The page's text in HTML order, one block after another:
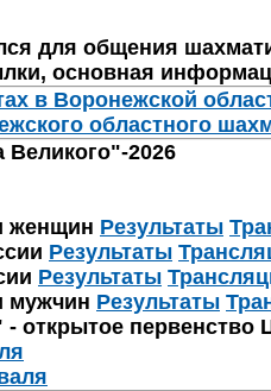
для общения
основная
в Воронежской
областного
2026
женщин Результаты
Результаты
Результаты
мужчин Результаты
открытое первенство